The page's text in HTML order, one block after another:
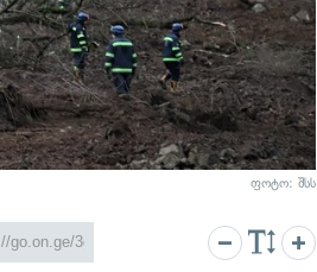
ფოტო: შსს